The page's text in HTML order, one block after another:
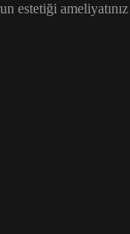
estetiği